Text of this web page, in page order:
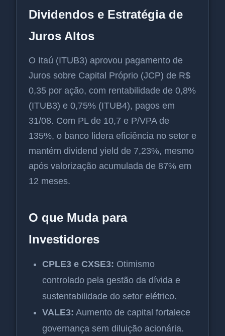
Dividendos e Estratégia de
Juros Altos
O Itaú (ITUB3) aprovou pagamento de
Juros sobre Capital Próprio (JCP) de R$
0,35 por ação, com rentabilidade de 0,8%
(ITUB3) e 0,75% (ITUB4), pagos em
31/08. Com PL de 10,7 e P/VPA de
135%, o banco lidera eficiência no setor e
mantém dividend yield de 7,23%, mesmo
após valorização acumulada de 87% em
12 meses.
O que Muda para
Investidores
CPLE3 e CXSE3: Otimismo
controlado pela gestão da dívida e
sustentabilidade do setor elétrico.
VALE3: Aumento de capital fortalece
governança sem diluição acionária.